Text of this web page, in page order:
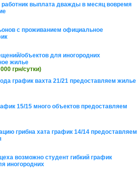
выплата дважды в месяц вовремя
с проживанием официальное
объектов для иногородних
жилье
грн/сутки)
график вахта 21/21 предоставляем жилье
15/15 много объектов предоставляем
грибна хата график 14/14 предоставляем
возможно студент гибкий график
иногородних